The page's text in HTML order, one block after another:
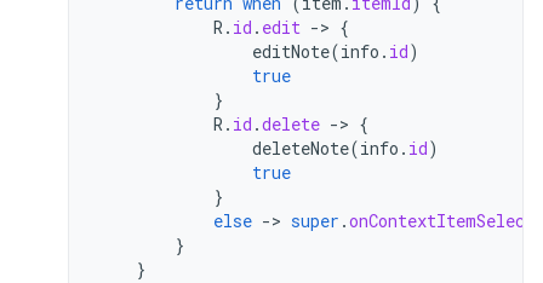
R . id . edit -> {
editNote(info . id)
true
}
R . id .delete -> {
deleteNote(info . id)
true
}
else -> super .
}
}